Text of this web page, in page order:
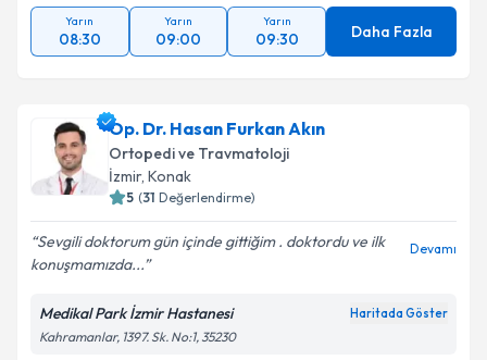
Yarın
08:30
Yarın
09:00
Yarın
09:30 Daha Fazla
Op. Dr. Hasan Furkan Akın
Ortopedi ve Travmatoloji
İzmir, Konak
5 (31 Değerlendirme)
Sevgili doktorum gün içinde gittiğim . doktordu ve ilk
konuşmamızda...
Devamı
Medikal Park İzmir Hastanesi Haritada Göster
Kahramanlar, 1397. Sk. No:1, 35230